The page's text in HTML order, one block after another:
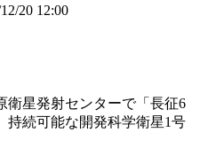
20 12:00
衛星発射センターで「長征6
持続可能な開発科学衛星1号